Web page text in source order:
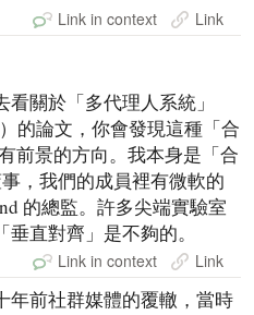
Link in context Link
關於「多代理人系統」
）的論文，你會發現這種「合
前景的方向。我本身是「合
，我們的成員裡有微軟的
的總監。許多尖端實驗室
直對齊」是不夠的。
Link in context Link
年前社群媒體的覆轍，當時